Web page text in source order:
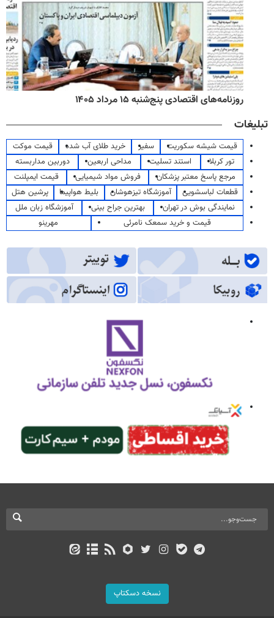
روزنامه‌های اقتصادی پنج‌شنبه ۱۵ مرداد ۱۴۰۵
تبلیغات
قیمت شیشه سکوریت سفیر خرید طلای آب شده
قیمت موکت
تور کربلا
استند تسلیت مداحی اربعین
دوربین مداربسته
مرجع پاسخ معتبر پزشکان
فروش مواد شیمیایی
قیمت ایمپلنت
قطعات لباسشویی
آموزشگاه تیزهوشان بلیط هواپیما
پرشین هتل
نمایندگی بوش در تهران
بهترین جراح بینی
آموزشگاه زبان ملل
قیمت و خرید سمعک نامرئی
مهرینو
نسخه دسکتاپ